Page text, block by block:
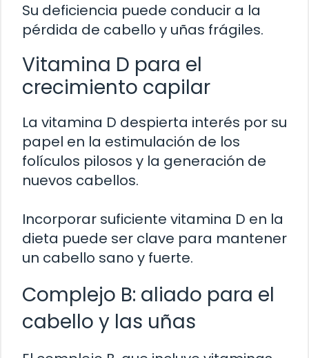
Su deficiencia puede conducir a la
pérdida de cabello y uñas frágiles.
Vitamina D para el
crecimiento capilar
La vitamina D despierta interés por su
papel en la estimulación de los
folículos pilosos y la generación de
nuevos cabellos.
Incorporar suficiente vitamina D en la
dieta puede ser clave para mantener
un cabello sano y fuerte.
Complejo B: aliado para el
cabello y las uñas